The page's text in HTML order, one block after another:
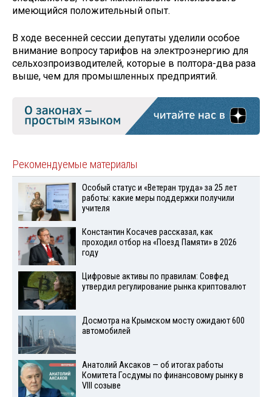
имеющийся положительный опыт.
В ходе весенней сессии депутаты уделили особое
внимание вопросу тарифов на электроэнергию для
сельхозпроизводителей, которые в полтора-два раза
выше, чем для промышленных предприятий.
Рекомендуемые материалы
Особый статус и «Ветеран труда» за 25 лет
работы: какие меры поддержки получили
учителя
Константин Косачев рассказал, как
проходил отбор на «Поезд Памяти» в 2026
году
Цифровые активы по правилам: Совфед
утвердил регулирование рынка криптовалют
Досмотра на Крымском мосту ожидают 600
автомобилей
Анатолий Аксаков — об итогах работы
Комитета Госдумы по финансовому рынку в
VIII созыве